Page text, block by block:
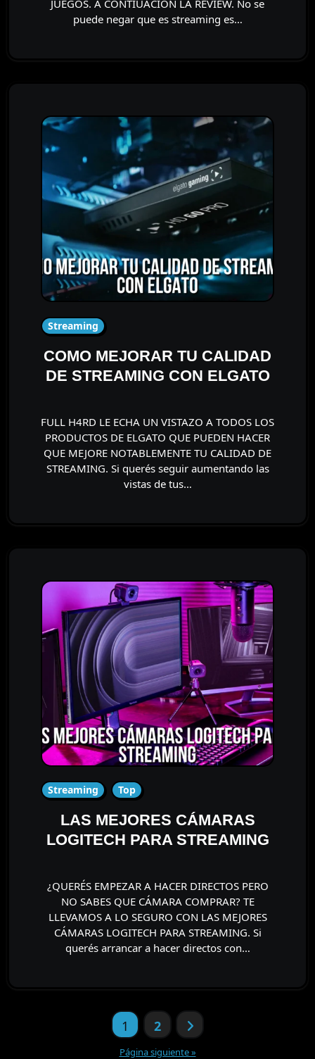
JUEGOS. A CONTIUACIÓN LA REVIEW. No se
puede negar que es streaming es…
Streaming
COMO MEJORAR TU CALIDAD
DE STREAMING CON ELGATO
FULL H4RD LE ECHA UN VISTAZO A TODOS LOS
PRODUCTOS DE ELGATO QUE PUEDEN HACER
QUE MEJORE NOTABLEMENTE TU CALIDAD DE
STREAMING. Si querés seguir aumentando las
vistas de tus…
Streaming Top
LAS MEJORES CÁMARAS
LOGITECH PARA STREAMING
¿QUERÉS EMPEZAR A HACER DIRECTOS PERO
NO SABES QUE CÁMARA COMPRAR? TE
LLEVAMOS A LO SEGURO CON LAS MEJORES
CÁMARAS LOGITECH PARA STREAMING. Si
querés arrancar a hacer directos con…
1 2
Página siguiente »